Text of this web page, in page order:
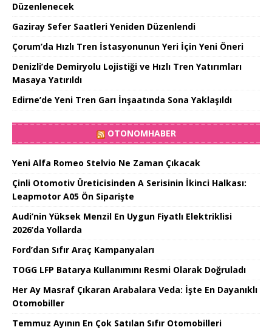
Düzenlenecek
Gaziray Sefer Saatleri Yeniden Düzenlendi
Çorum’da Hızlı Tren İstasyonunun Yeri İçin Yeni Öneri
Denizli’de Demiryolu Lojistiği ve Hızlı Tren Yatırımları
Masaya Yatırıldı
Edirne’de Yeni Tren Garı İnşaatında Sona Yaklaşıldı
OTONOMHABER
Yeni Alfa Romeo Stelvio Ne Zaman Çıkacak
Çinli Otomotiv Üreticisinden A Serisinin İkinci Halkası:
Leapmotor A05 Ön Siparişte
Audi’nin Yüksek Menzil En Uygun Fiyatlı Elektriklisi
2026’da Yollarda
Ford’dan Sıfır Araç Kampanyaları
TOGG LFP Batarya Kullanımını Resmi Olarak Doğruladı
Her Ay Masraf Çıkaran Arabalara Veda: İşte En Dayanıklı
Otomobiller
Temmuz Ayının En Çok Satılan Sıfır Otomobilleri